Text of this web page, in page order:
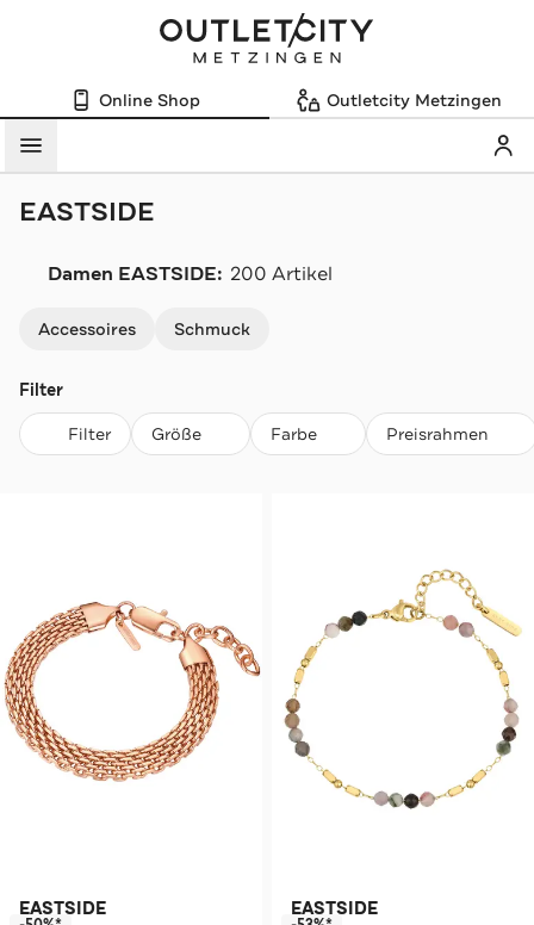
Online Shop Outletcity Metzingen
Menü
EASTSIDE
Damen EASTSIDE: 200 Artikel
Accessoires Schmuck
Filter
Filter Größe Farbe Preisrahmen
EASTSIDE EASTSIDE